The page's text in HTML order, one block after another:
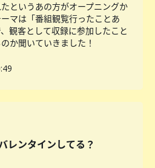
というあの方がオープニングか
マは「番組観覧行ったことあ
観客として収録に参加したこと
か聞いていきました！
レンタインしてる？